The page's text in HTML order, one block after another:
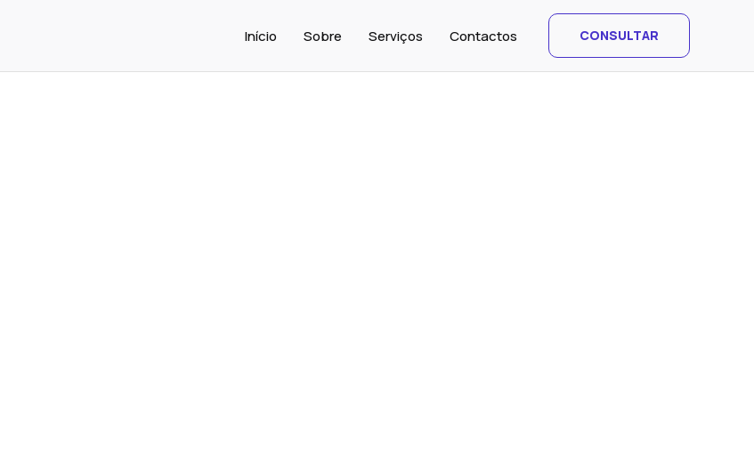
Início Sobre Serviços Contactos CONSULTAR